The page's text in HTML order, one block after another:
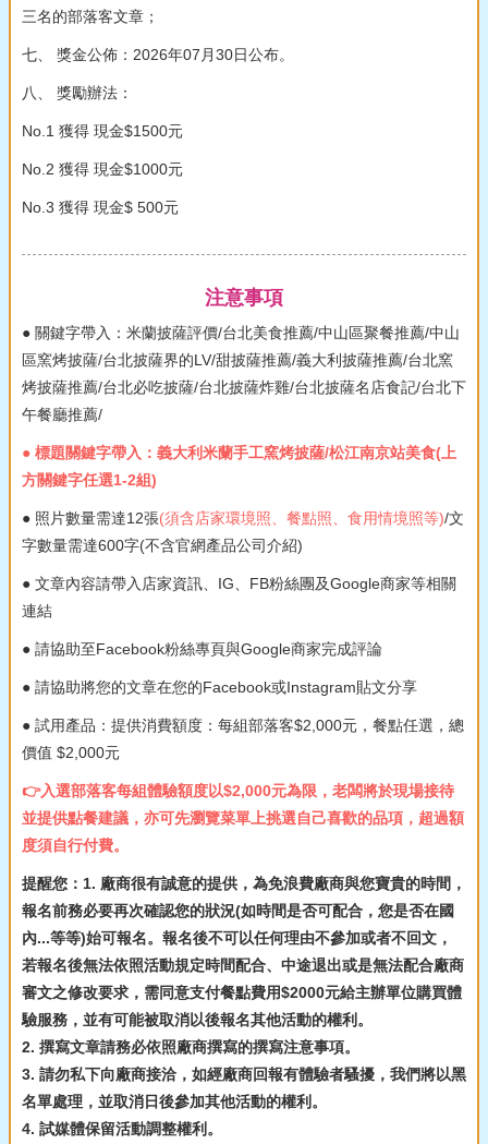
三名的部落客文章；
七、 獎金公佈：2026年07月30日公布。
八、 獎勵辦法：
No.1 獲得 現金$1500元
No.2 獲得 現金$1000元
No.3 獲得 現金$ 500元
注意事項
● 關鍵字帶入：米蘭披薩評價/台北美食推薦/中山區聚餐推薦/中山
區窯烤披薩/台北披薩界的LV/甜披薩推薦/義大利披薩推薦/台北窯
烤披薩推薦/台北必吃披薩/台北披薩炸雞/台北披薩名店食記/台北下
午餐廳推薦/
● 標題關鍵字帶入：義大利米蘭手工窯烤披薩/松江南京站美食(上
方關鍵字任選1-2組)
● 照片數量需達12張(須含店家環境照、餐點照、食用情境照等)/文
字數量需達600字(不含官網產品公司介紹)
● 文章內容請帶入店家資訊、IG、FB粉絲團及Google商家等相關
連結
● 請協助至Facebook粉絲專頁與Google商家完成評論
● 請協助將您的文章在您的Facebook或Instagram貼文分享
● 試用產品：提供消費額度：每組部落客$2,000元，餐點任選，總
價值 $2,000元
👉入選部落客每組體驗額度以$2,000元為限，老闆將於現場接待
並提供點餐建議，亦可先瀏覽菜單上挑選自己喜歡的品項，超過額
度須自行付費。
提醒您：1. 廠商很有誠意的提供，為免浪費廠商與您寶貴的時間，
報名前務必要再次確認您的狀況(如時間是否可配合，您是否在國
內...等等)始可報名。報名後不可以任何理由不參加或者不回文，
若報名後無法依照活動規定時間配合、中途退出或是無法配合廠商
審文之修改要求，需同意支付餐點費用$2000元給主辦單位購買體
驗服務，並有可能被取消以後報名其他活動的權利。
2. 撰寫文章請務必依照廠商撰寫的撰寫注意事項。
3. 請勿私下向廠商接洽，如經廠商回報有體驗者騷擾，我們將以黑
名單處理，並取消日後參加其他活動的權利。
4. 試媒體保留活動調整權利。